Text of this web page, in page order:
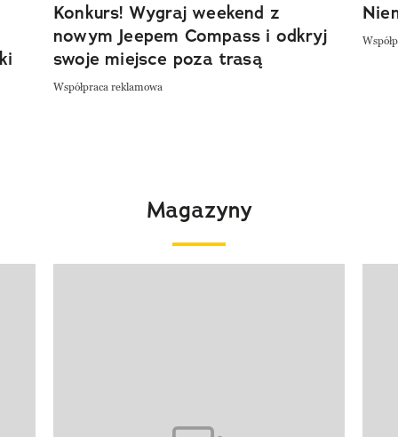
Konkurs! Wygraj weekend z
nowym Jeepem Compass i odkryj
swoje miejsce poza trasą
Współpraca reklamowa
Magazyny